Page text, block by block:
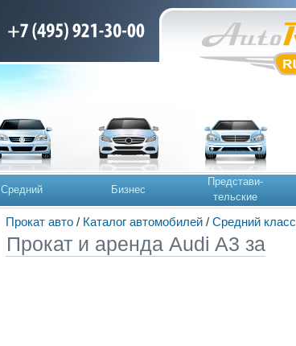
Средний Бизнес
Представи-
тельские
Прокат авто/ Каталог автомобилей/ Средний класс
Прокат и аренда Audi A3 за